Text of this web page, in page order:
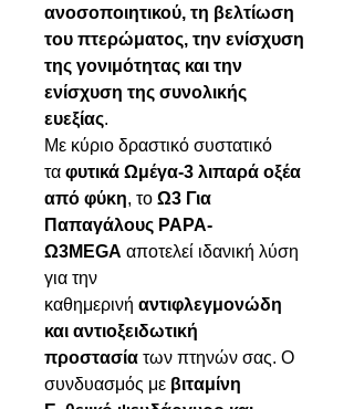
ανοσοποιητικού, τη βελτίωση
του πτερώματος, την ενίσχυση
της γονιμότητας και την
ενίσχυση της συνολικής
ευεξίας.
Με κύριο δραστικό συστατικό
τα φυτικά Ωμέγα-3 λιπαρά οξέα
από φύκη, το Ω3 Για
Παπαγάλους PAPA-
Ω3MEGA αποτελεί ιδανική λύση
για την
καθημερινή αντιφλεγμονώδη
και αντιοξειδωτική
προστασία των πτηνών σας. Ο
συνδυασμός με βιταμίνη